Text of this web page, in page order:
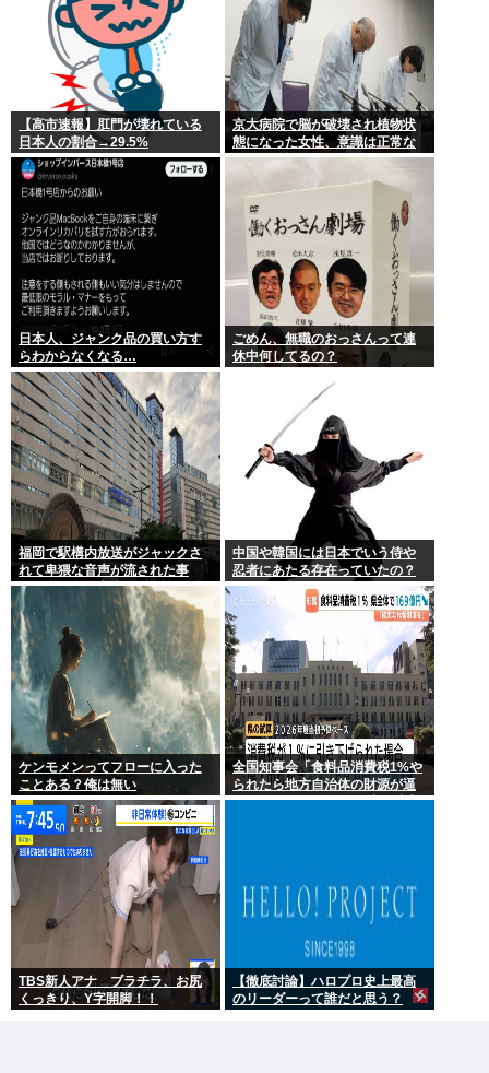
【高市速報】肛門が壊れている
日本人の割合→29.5%
京大病院で脳が破壊され植物状
態になった女性、意識は正常な
ことが確認されおわる
日本人、ジャンク品の買い方す
らわからなくなる…
ごめん、無職のおっさんって連
休中何してるの？
福岡で駅構内放送がジャックさ
れて卑猥な音声が流された事
件、やはり元音声は動ありの動
画だった
中国や韓国には日本でいう侍や
忍者にあたる存在っていたの？
ケンモメンってフローに入った
ことある？俺は無い
全国知事会「食料品消費税1%や
られたら地方自治体の財源が逼
迫してしまう 」…この流れ地方
TBS新人アナ ブラチラ、お尻
くっきり、Y字開脚！！
【徹底討論】ハロプロ史上最高
のリーダーって誰だと思う？